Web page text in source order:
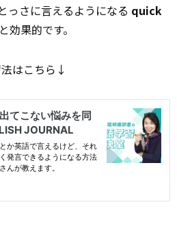
っさに言えるようになる quick
効果的です。
はこちら↓